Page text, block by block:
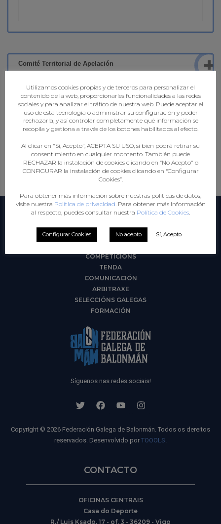
Comité Territorial de Apelación
2026-27 2025-26 2024-25 2023-24
2022-23 2021-22 2019-20
2018-19
SECCIÓNS
COMPETICIÓNS
TENDA
COMUNICACIÓN
ARBITRAXE
SELECCIÓNS GALEGAS
FORMACIÓN
Síguenos nas redes sociais!
Copyright © 2026 Federación Galega de Balonmán. Todos os dereitos
reservados. Desenvolvido por TOOOLS.
CONTACTO
OFICINAS CENTRAIS
Casa do Deporte
R./ Luis Ksado, 17 - of. 3 - 36209 - Vigo
Utilizamos cookies propias y de terceros para personalizar el
contenido de la web, proporcionarles funcionalidades a las redes
sociales y para analizar el tráfico de nuestra web. Puede aceptar el
uso de esta tecnología o administrar su configuración y poder
rechazarla, y así controlar completamente qué información se
recopila y gestiona a través de los botones habilitados al efecto.
Al clicar en "Sí, Acepto", ACEPTA SU USO, si bien podrá retirar su
consentimiento en cualquier momento. También puede
RECHAZAR la instalación de cookies clicando en “No Acepto" o
CONFIGURAR la instalación de cookies clicando en “Configurar
Cookies”.
Para obtener más información sobre nuestras políticas de datos,
visite nuestra Política de privacidad. Para obtener más información
al respecto, puedes consultar nuestra Política de Cookies.
Configurar Cookies No acepto Sí, Acepto